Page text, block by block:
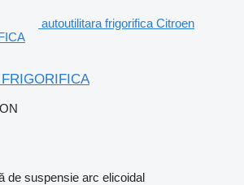
autoutilitara frigorifica Citroen
de suspensie arc elicoidal